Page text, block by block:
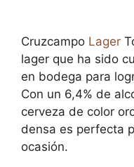
Cruzcampo Lager
lager que ha sido
en bodega para
Con un 6,4% de
cerveza de color
densa es perfecta
ocasión.